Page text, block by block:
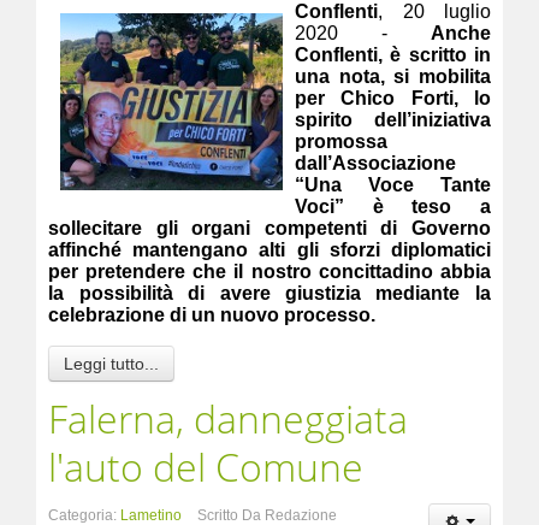
Conflenti, 20 luglio
2020 - Anche
Conflenti, è scritto in
una nota, si mobilita
per Chico Forti, lo
spirito dell’iniziativa
promossa
dall’Associazione
“Una Voce Tante
Voci” è teso a
sollecitare gli organi competenti di Governo
affinché mantengano alti gli sforzi diplomatici
per pretendere che il nostro concittadino abbia
la possibilità di avere giustizia mediante la
celebrazione di un nuovo processo.
Leggi tutto...
Falerna, danneggiata
l'auto del Comune
Categoria: Lametino
Scritto Da Redazione